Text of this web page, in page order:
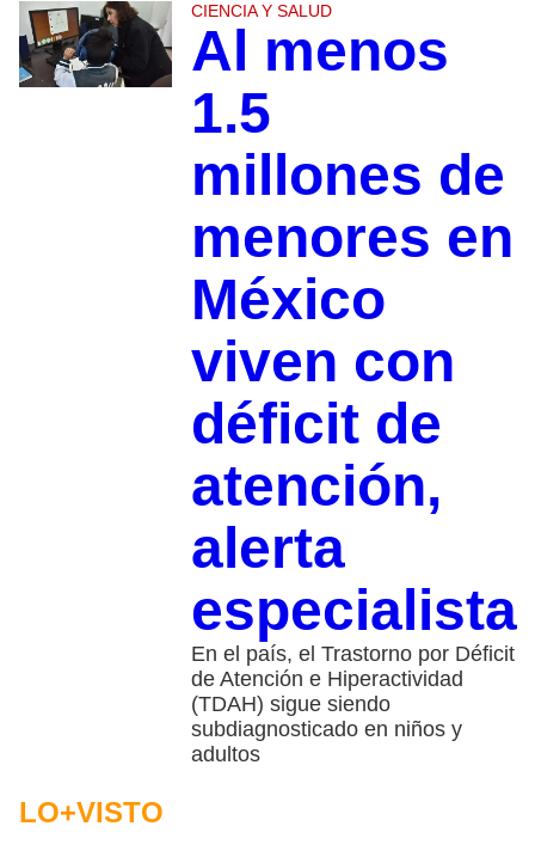
CIENCIA Y SALUD
Al menos
1.5
millones de
menores en
México
viven con
déficit de
atención,
alerta
especialista
En el país, el Trastorno por Déficit
de Atención e Hiperactividad
(TDAH) sigue siendo
subdiagnosticado en niños y
adultos
LO+VISTO